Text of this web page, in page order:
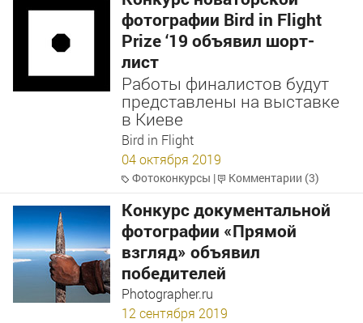
фотографии Bird in Flight
Prize ‘19 объявил шорт-
лист
Работы финалистов будут
представлены на выставке
в Киеве
Bird in Flight
04 октября 2019
Фотоконкурсы | Комментарии (3)
Конкурс документальной
фотографии «Прямой
взгляд» объявил
победителей
Photographer.ru
12 сентября 2019